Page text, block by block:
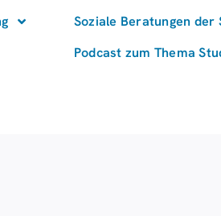
Soziale Beratungen der
Podcast zum Thema